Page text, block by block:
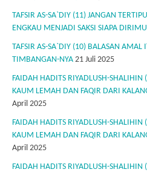
TAFSIR AS-SA`DIY (11) JANGAN
ENGKAU MENJADI SAKSI SIAPA
TAFSIR AS-SA`DIY (10) BALASAN
TIMBANGAN-NYA 21 Juli 2025
FAIDAH HADITS RIYADLUSH-
KAUM LEMAH DAN FAQIR DARI
April 2025
FAIDAH HADITS RIYADLUSH-
KAUM LEMAH DAN FAQIR DARI
April 2025
FAIDAH HADITS RIYADLUSH-